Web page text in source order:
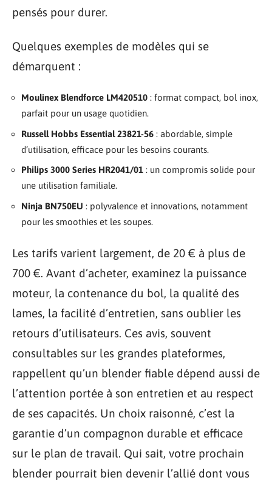
pensés pour durer.
Quelques exemples de modèles qui se
démarquent :
Moulinex Blendforce LM420510 : format compact, bol inox,
parfait pour un usage quotidien.
Russell Hobbs Essential 23821-56 : abordable, simple
d’utilisation, efficace pour les besoins courants.
Philips 3000 Series HR2041/01 : un compromis solide pour
une utilisation familiale.
Ninja BN750EU : polyvalence et innovations, notamment
pour les smoothies et les soupes.
Les tarifs varient largement, de 20 € à plus de
700 €. Avant d’acheter, examinez la puissance
moteur, la contenance du bol, la qualité des
lames, la facilité d’entretien, sans oublier les
retours d’utilisateurs. Ces avis, souvent
consultables sur les grandes plateformes,
rappellent qu’un blender fiable dépend aussi de
l’attention portée à son entretien et au respect
de ses capacités. Un choix raisonné, c’est la
garantie d’un compagnon durable et efficace
sur le plan de travail. Qui sait, votre prochain
blender pourrait bien devenir l’allié dont vous